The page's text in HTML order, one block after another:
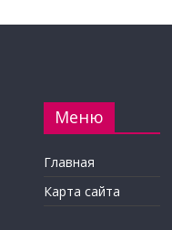
Меню
Главная
Карта сайта